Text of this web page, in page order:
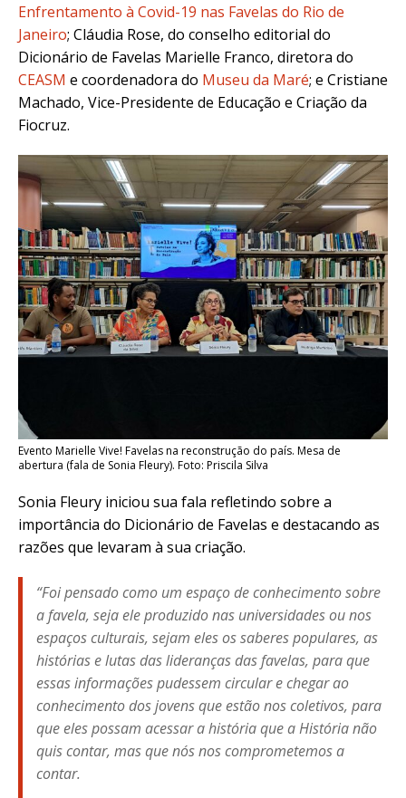
Enfrentamento à Covid-19 nas Favelas do Rio de
Janeiro; Cláudia Rose, do conselho editorial do
Dicionário de Favelas Marielle Franco, diretora do
CEASM e coordenadora do Museu da Maré; e Cristiane
Machado, Vice-Presidente de Educação e Criação da
Fiocruz.
Evento Marielle Vive! Favelas na reconstrução do país. Mesa de
abertura (fala de Sonia Fleury). Foto: Priscila Silva
Sonia Fleury iniciou sua fala refletindo sobre a
importância do Dicionário de Favelas e destacando as
razões que levaram à sua criação.
“Foi pensado como um espaço de conhecimento sobre
a favela, seja ele produzido nas universidades ou nos
espaços culturais, sejam eles os saberes populares, as
histórias e lutas das lideranças das favelas, para que
essas informações pudessem circular e chegar ao
conhecimento dos jovens que estão nos coletivos, para
que eles possam acessar ahistória que a História não
quis contar, mas que nós nos comprometemos a
contar.